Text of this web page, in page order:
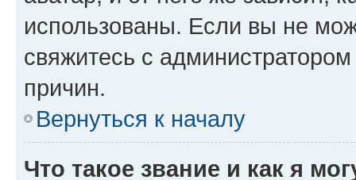
использованы. Если вы не
свяжитесь с
причин.
Вернуться к началу
Что такое звание и как я